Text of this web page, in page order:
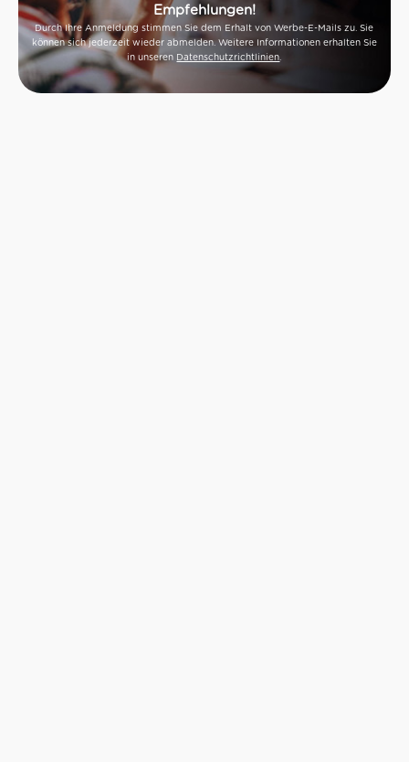
Empfehlungen!
Durch Ihre Anmeldung stimmen Sie dem Erhalt von Werbe-E-Mails zu. Sie
können sich jederzeit wieder abmelden. Weitere Informationen erhalten Sie
in unseren Datenschutzrichtlinien